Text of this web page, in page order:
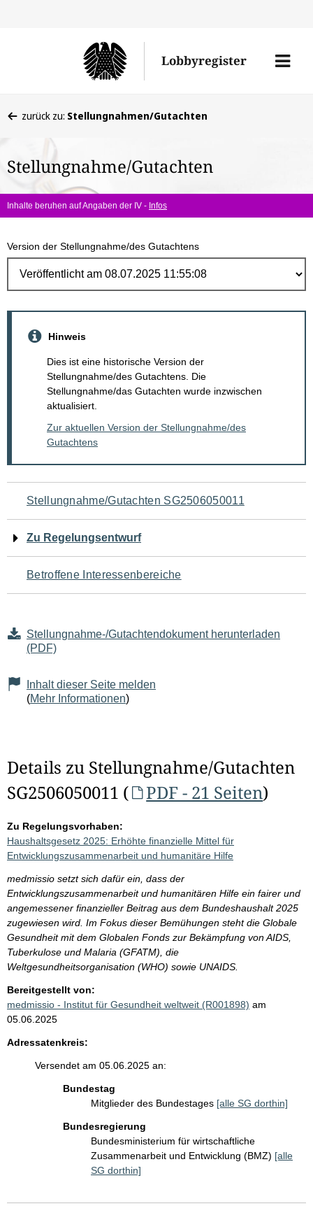
Lobbyregister
Menü
befinden
hier:
zurück zu: Stellungnahmen/Gutachten
Stellungnahme/Gutachten
Inhalte beruhen auf Angaben der IV - Infos
Version der Stellungnahme/des Gutachtens
Hinweis
Dies ist eine historische Version der
Stellungnahme/des Gutachtens. Die
Stellungnahme/das Gutachten wurde inzwischen
aktualisiert.
Zur aktuellen Version der Stellungnahme/des
Gutachtens
Navigation
für
den
Seiteninhalt
Stellungnahme/Gutachten SG2506050011
Zu Regelungsentwurf
Betroffene Interessenbereiche
Stellungnahme-/Gutachtendokument herunterladen
(PDF)
Inhalt dieser Seite melden
(Mehr Informationen)
Details zu Stellungnahme/Gutachten
SG2506050011 (
PDF - 21 Seiten)
Zu Regelungsvorhaben:
Haushaltsgesetz 2025: Erhöhte finanzielle Mittel für
Entwicklungszusammenarbeit und humanitäre Hilfe
medmissio setzt sich dafür ein, dass der
Entwicklungszusammenarbeit und humanitären Hilfe ein fairer und
angemessener finanzieller Beitrag aus dem Bundeshaushalt 2025
zugewiesen wird. Im Fokus dieser Bemühungen steht die Globale
Gesundheit mit dem Globalen Fonds zur Bekämpfung von AIDS,
Tuberkulose und Malaria (GFATM), die
Weltgesundheitsorganisation (WHO) sowie UNAIDS.
Bereitgestellt von:
medmissio - Institut für Gesundheit weltweit (R001898) am
05.06.2025
Adressatenkreis:
Versendet am 05.06.2025 an:
Bundestag
Mitglieder des Bundestages [alle SG dorthin]
Bundesregierung
Bundesministerium für wirtschaftliche
Zusammenarbeit und Entwicklung (BMZ) [alle
SG dorthin]